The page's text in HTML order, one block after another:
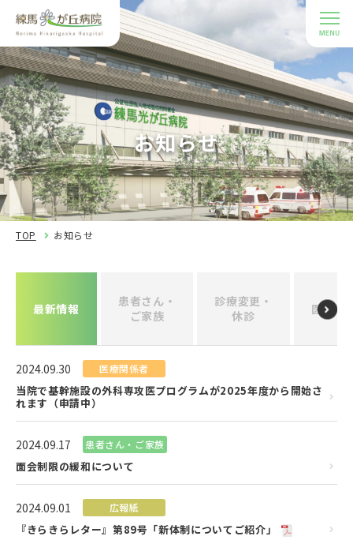
お知らせ
TOP お知らせ
最新情報
患者さん・
ご家族
診療変更・
休診
医療関
2024.09.30 医療関係者
当院で基幹施設の外科専攻医プログラムが2025年度から開始さ
れます（申請中）
2024.09.17 患者さん・ご家族
面会制限の緩和について
2024.09.01 広報紙
『きらきらレター』第89号「新体制についてご紹介」